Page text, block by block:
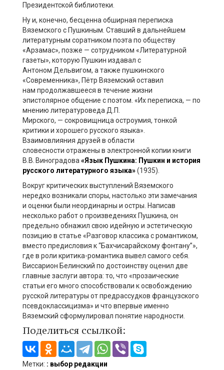
Президентской библиотеки.
Ну и, конечно, бесценна обширная переписка
Вяземского с Пушкиным. Ставший в дальнейшем
литературным соратником поэта по обществу
«Арзамас», позже — сотрудником «Литературной
газеты», которую Пушкин издавал с
Антоном Дельвигом, а также пушкинского
«Современника», Пётр Вяземский оставил
нам продолжавшееся в течение жизни
эпистолярное общение с поэтом. «Их переписка, — по
мнению литературоведа Д.П.
Мирского, — сокровищница остроумия, тонкой
критики и хорошего русского языка».
Взаимовлияния друзей в области
словесности отражены в электронной копии книги
В.В. Виноградова«Язык Пушкина: Пушкин и история
русского литературного языка»(1935).
Вокруг критических выступлений Вяземского
нередко возникали споры, настолько эти замечания
и оценки были неординарны и остры. Написав
несколько работо произведениях Пушкина, он
предельно обнажил свою идейную и эстетическую
позицию в статье «Разговор классика с романтиком,
вместо предисловия к “Бахчисарайскому фонтану”»,
где в роли критика-романтика вывел самого себя.
Виссарион Белинский по достоинству оценил две
главные заслуги автора: то, что «прозаические
статьи его много способствовали к освобождению
русской литературы от предрассудков французского
псевдоклассицизма» и что впервые именно
Вяземский сформулировал понятие народности.
Поделиться ссылкой:
Метки: : выбор редакции